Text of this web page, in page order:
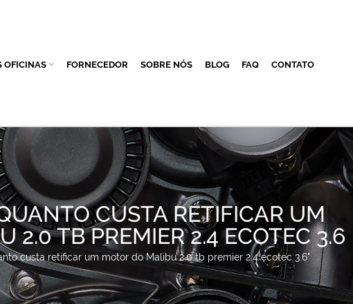
OFICINAS FORNECEDOR SOBRE NÓS BLOG FAQ CONTATO
CUSTA RETIFICAR UM
2.0 TB PREMIER 2.4 ECOTEC 3.6
custa retificar um motor do Malibu 2.0 tb premier 2.4 ecotec 3.6"